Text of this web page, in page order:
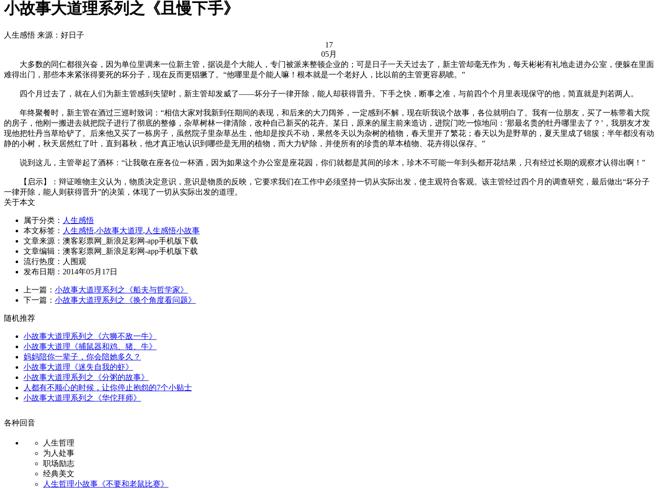
小故事大道理系列之《且慢下手》
人生感悟 来源：好日子
17
05月
大多数的同仁都很兴奋，因为单位里调来一位新主管，据说是个大能人，专门被派来整顿企业的；可是日子一天天过去了，新主管却毫无作为，每天彬彬有礼地走进办公室，便躲在里面
难得出门，那些本来紧张得要死的坏分子，现在反而更猖獗了。“他哪里是个能人嘛！根本就是一个老好人，比以前的主管更容易唬。”
四个月过去了，就在人们为新主管感到失望时，新主管却发威了——坏分子一律开除，能人却获得晋升。下手之快，断事之准，与前四个个月里表现保守的他，简直就是判若两人。
年终聚餐时，新主管在酒过三巡时致词：“相信大家对我新到任期间的表现，和后来的大刀阔斧，一定感到不解，现在听我说个故事，各位就明白了。我有一位朋友，买了一栋带着大院
的房子，他刚一搬进去就把院子进行了彻底的整修，杂草树林一律清除，改种自己新买的花卉。某日，原来的屋主前来造访，进院门吃一惊地问：'那最名贵的牡丹哪里去了？’，我朋友才发
现他把牡丹当草给铲了。后来他又买了一栋房子，虽然院子里杂草丛生，他却是按兵不动，果然冬天以为杂树的植物，春天里开了繁花；春天以为是野草的，夏天里成了锦簇；半年都没有动
静的小树，秋天居然红了叶，直到暮秋，他才真正地认识到哪些是无用的植物，而大力铲除，并使所有的珍贵的草本植物、花卉得以保存。”
说到这儿，主管举起了酒杯：“让我敬在座各位一杯酒，因为如果这个办公室是座花园，你们就都是其间的珍木，珍木不可能一年到头都开花结果，只有经过长期的观察才认得出啊！”
【启示】：辩证唯物主义认为，物质决定意识，意识是物质的反映，它要求我们在工作中必须坚持一切从实际出发，使主观符合客观。该主管经过四个月的调查研究，最后做出“坏分子
一律开除，能人则获得晋升”的决策，体现了一切从实际出发的道理。
关于本文
属于分类： 人生感悟
本文标签： 人生感悟,小故事大道理, 人生感悟小故事
文章来源：澳客彩票网_新浪足彩网-app手机版下载
文章编辑：澳客彩票网_新浪足彩网-app手机版下载
流行热度： 人围观
发布日期：2014年05月17日
上一篇： 小故事大道理系列之《船夫与哲学家》
下一篇： 小故事大道理系列之《换个角度看问题》
随机推荐
小故事大道理系列之《六狮不敌一牛》
小故事大道理《捕鼠器和鸡、猪、牛》
妈妈陪你一辈子，你会陪她多久？
小故事大道理《迷失自我的虾》
小故事大道理系列之《分粥的故事》
人都有不顺心的时候，让你停止抱怨的7个小贴士
小故事大道理系列之《华佗拜师》
各种回音
人生哲理
为人处事
职场励志
经典美文
人生哲理小故事《不要和老鼠比赛》